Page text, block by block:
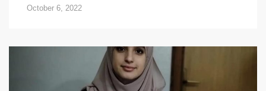
October 6, 2022